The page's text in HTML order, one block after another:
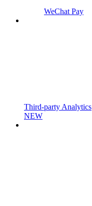
WeChat Pay
Third-party Analytics
NEW